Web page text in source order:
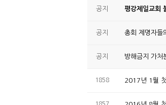
공지 평강제일교회
공지 총회 제명자들
공지 방해금지 가처
1858 2017년 1월